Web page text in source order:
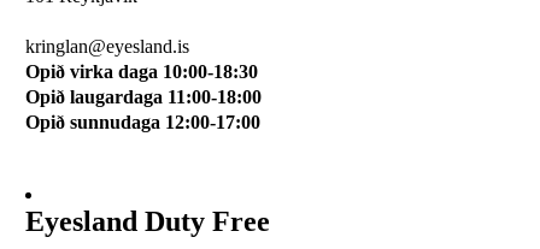
kringlan@eyesland.is
Opið virka daga 10:00-18:30
Opið laugardaga 11:00-18:00
Opið sunnudaga 12:00-17:00
Eyesland Duty Free